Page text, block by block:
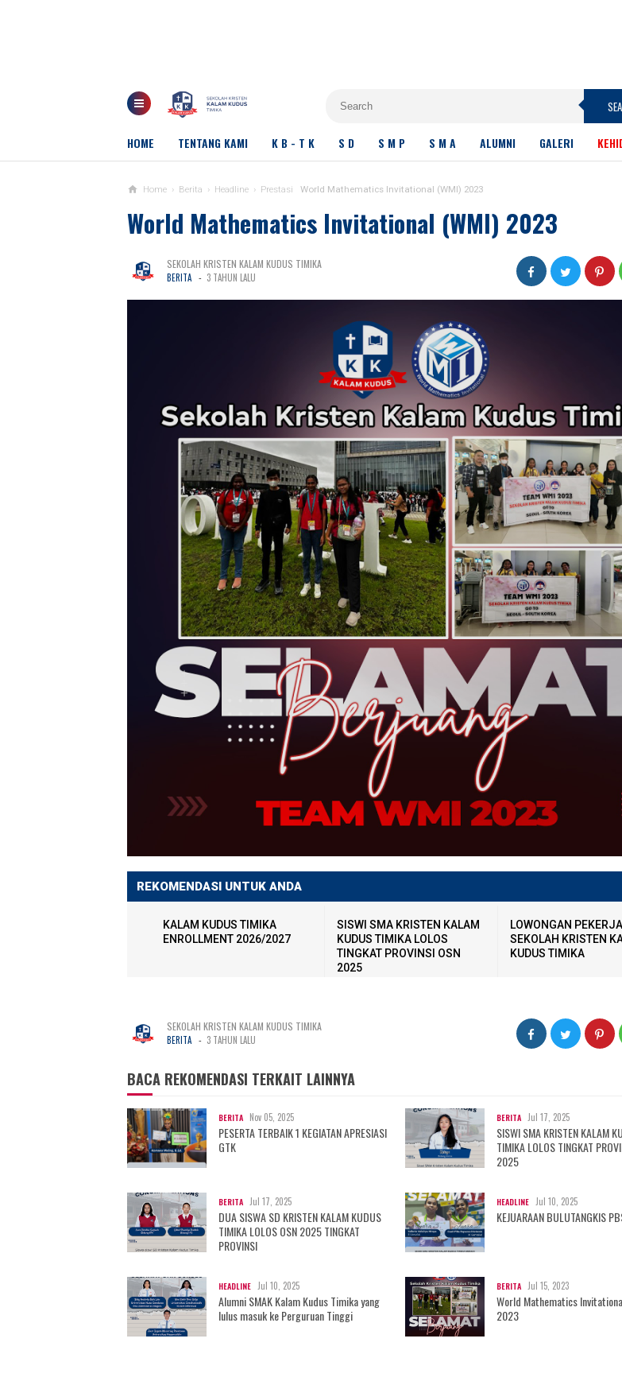
HOME TENTANG KAMI K B - T K S D S M P S M A ALUMNI GALERI
Home › Berita › Headline › Prestasi World Mathematics Invitational (WMI) 2023
World Mathematics Invitational (WMI) 2023
SEKOLAH KRISTEN KALAM KUDUS TIMIKA
BERITA - 3 TAHUN LALU
REKOMENDASI UNTUK ANDA
KALAM KUDUS TIMIKA
ENROLLMENT 2026/2027
SISWI SMA KRISTEN KALAM
KUDUS TIMIKA LOLOS
TINGKAT PROVINSI OSN
2025
LOWONGAN
SEKOLAH KRISTEN
KUDUS TIMIKA
SEKOLAH KRISTEN KALAM KUDUS TIMIKA
BERITA - 3 TAHUN LALU
BACA REKOMENDASI TERKAIT LAINNYA
BERITA Nov 05, 2025
PESERTA TERBAIK 1 KEGIATAN APRESIASI
GTK
BERITA Jul 17, 2025
SISWI SMA KRISTEN KALAM
TIMIKA LOLOS TINGKAT
2025
BERITA Jul 17, 2025
DUA SISWA SD KRISTEN KALAM KUDUS
TIMIKA LOLOS OSN 2025 TINGKAT
PROVINSI
HEADLINE Jul 10, 2025
KEJUARAAN BULUTANGKIS
HEADLINE Jul 10, 2025
Alumni SMAK Kalam Kudus Timika yang
lulus masuk ke Perguruan Tinggi
BERITA Jul 15, 2023
World Mathematics
2023